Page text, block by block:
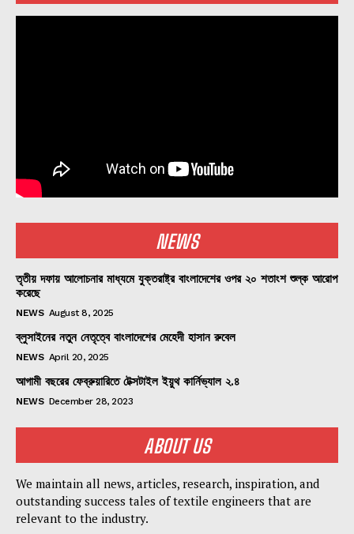
NEWS
তৃতীয় দফায় আলোচনার মাধ্যমে যুক্তরাষ্ট্র বাংলাদেশের ওপর ২০ শতাংশ শুল্ক আরোপ
করেছে
NEWS August 8, 2025
ব্লুসাইনের নতুন নেতৃত্বে বাংলাদেশের মেহেদী হাসান রুবেল
NEWS April 20, 2025
আগামী বছরের ফেব্রুয়ারিতে টেক্সটাইল ইয়ুথ কার্নিভ্যাল ২.৪
NEWS December 28, 2023
ABOUT US
We maintain all news, articles, research, inspiration, and
outstanding success tales of textile engineers that are
relevant to the industry.